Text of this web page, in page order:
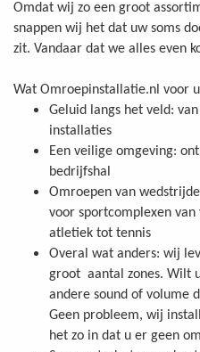
Omdat wij zo een groot
snappen wij het dat uw soms
zit. Vandaar dat we alles even
Wat Omroepinstallatie.nl voor
Geluid langs het veld:
installaties
Een veilige omgeving:
bedrijfshal
Omroepen van
voor sportcomplexen
atletiek tot tennis
Overal wat anders: wij
groot aantal zones. Wilt
andere sound of volume
Geen probleem, wij
het zo in dat u er geen